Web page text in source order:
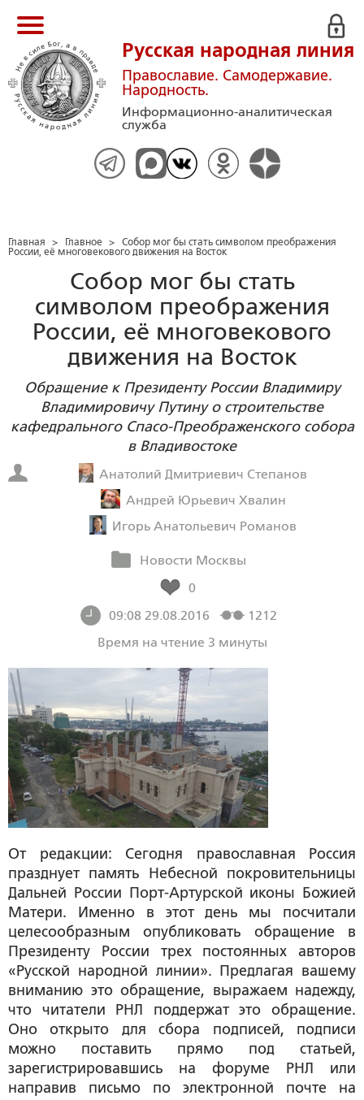
Русская народная линия
Православие. Самодержавие.
Народность.
Информационно-аналитическая
служба
Главная > Главное > Собор мог бы стать символом преображения
России, её многовекового движения на Восток
Собор мог бы стать
символом преображения
России, её многовекового
движения на Восток
Обращение к Президенту России Владимиру
Владимировичу Путину о строительстве
кафедрального Спасо-Преображенского собора
в Владивостоке
Анатолий Дмитриевич Степанов
Андрей Юрьевич Хвалин
Игорь Анатольевич Романов
Новости Москвы
0
09:08 29.08.2016
1212
Время на чтение 3 минуты
От редакции: Сегодня православная Россия
празднует память Небесной покровительницы
Дальней России Порт-Артурской иконы Божией
Матери. Именно в этот день мы посчитали
целесообразным опубликовать обращение в
Президенту России трех постоянных авторов
«Русской народной линии». Предлагая вашему
вниманию это обращение, выражаем надежду,
что читатели РНЛ поддержат это обращение.
Оно открыто для сбора подписей, подписи
можно поставить прямо под статьей,
зарегистрировавшись на форуме РНЛ или
направив письмо по электронной почте на